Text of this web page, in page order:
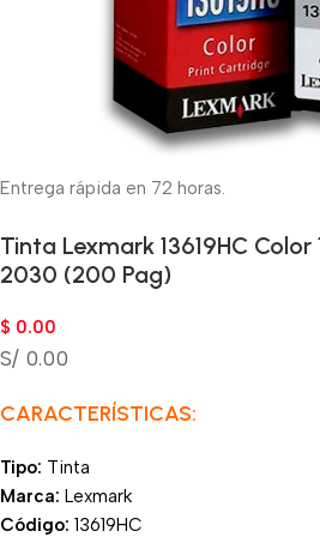
Entrega rápida en 72 horas.
Tinta Lexmark 13619HC Color
2030 (200 Pag)
$ 0.00
S/ 0.00
CARACTERÍSTICAS:
Tipo: Tinta
Marca: Lexmark
Código: 13619HC